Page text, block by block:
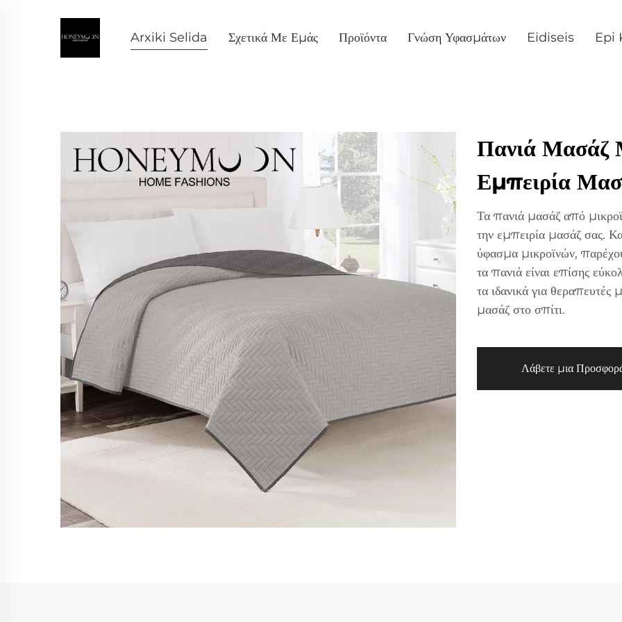
Arxiki Selida Σχετικά Με Εμάς Προϊόντα Γνώση Υφασμάτων Eidiseis Epi
Πανιά Μασάζ
Εμπειρία
Τα πανιά μασάζ από
την εμπειρία μασάζ σας.
ύφασμα μικροϊνών,
τα πανιά είναι επίσης
τα ιδανικά για
μασάζ στο σπίτι.
Λάβετε μια